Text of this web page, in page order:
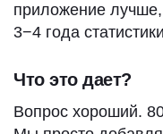
приложение
3−4 года
Что это дает?
Вопрос хороший.